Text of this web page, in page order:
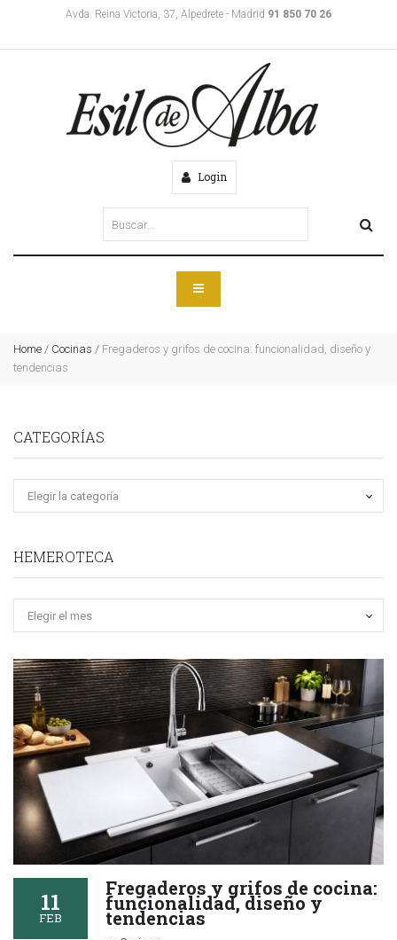
Avda. Reina Victoria, 37, Alpedrete - Madrid 91 850 70 26
Login
Home / Cocinas / Fregaderos y grifos de cocina: funcionalidad, diseño y
tendencias
CATEGORÍAS
HEMEROTECA
11
FEB
Fregaderos y grifos de cocina:
funcionalidad, diseño y
tendencias